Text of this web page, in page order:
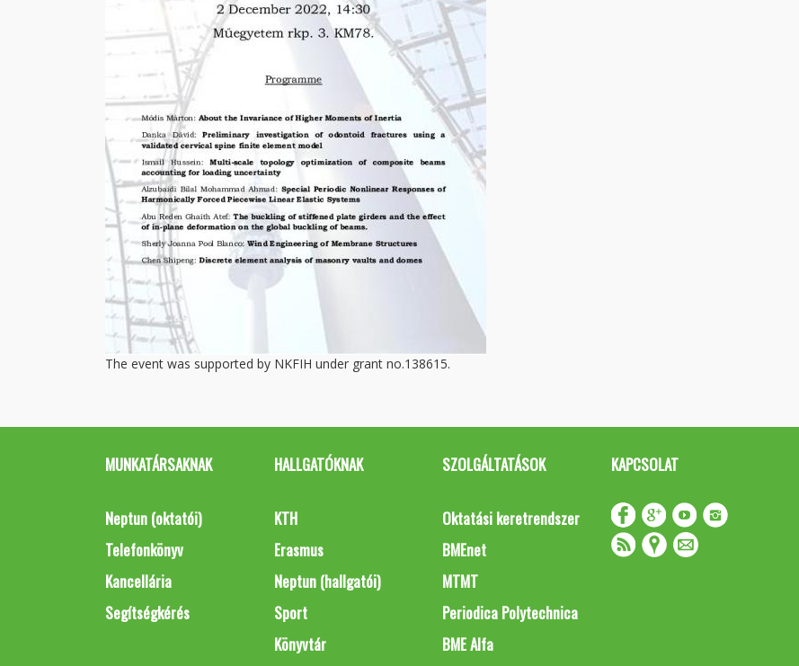
The event was supported by NKFIH under grant no.138615.
MUNKATÁRSAKNAK
Neptun (oktatói)
Telefonkönyv
Kancellária
Segítségkérés
HALLGATÓKNAK
KTH
Erasmus
Neptun (hallgatói)
Sport
Könyvtár
SZOLGÁLTATÁSOK
Oktatási keretrendszer
BMEnet
MTMT
Periodica Polytechnica
BME Alfa
KAPCSOLAT